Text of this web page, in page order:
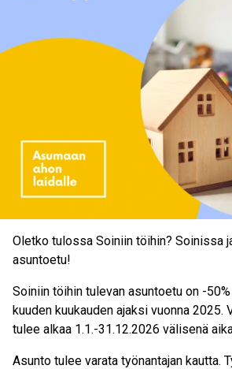
Oletko tulossa Soiniin töihin? Soinissa
asuntoetu!
Soiniin töihin tulevan asuntoetu on -
kuuden kuukauden ajaksi vuonna 2025.
tulee alkaa 1.1.-31.12.2026 välisenä
Asunto tulee varata työnantajan kautta.